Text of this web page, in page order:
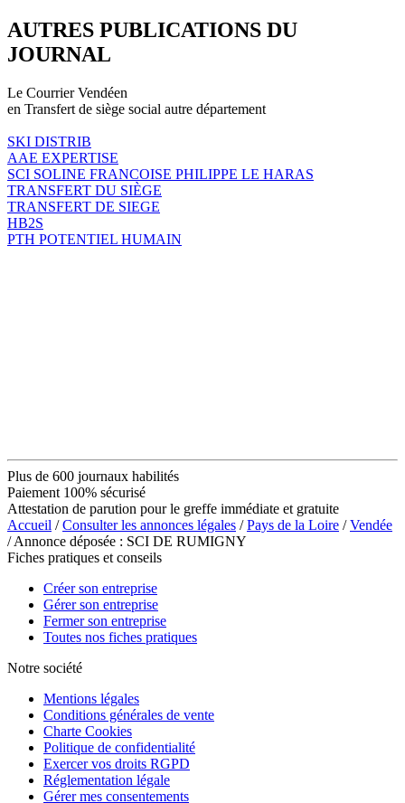
AUTRES PUBLICATIONS DU
JOURNAL
Le Courrier Vendéen
en Transfert de siège social autre département
SKI DISTRIB
AAE EXPERTISE
SCI SOLINE FRANCOISE PHILIPPE LE HARAS
TRANSFERT DU SIÈGE
TRANSFERT DE SIEGE
HB2S
PTH POTENTIEL HUMAIN
Plus de 600 journaux habilités
Paiement 100% sécurisé
Attestation de parution pour le greffe immédiate et gratuite
Accueil /Consulter les annonces légales /Pays de la Loire /Vendée
/ Annonce déposée : SCI DE RUMIGNY
Fiches pratiques et conseils
Créer son entreprise
Gérer son entreprise
Fermer son entreprise
Toutes nos fiches pratiques
Notre société
Mentions légales
Conditions générales de vente
Charte Cookies
Politique de confidentialité
Exercer vos droits RGPD
Réglementation légale
Gérer mes consentements